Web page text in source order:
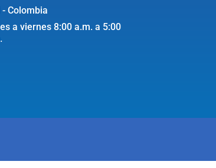
- Colombia
a viernes 8:00 a.m. a 5:00